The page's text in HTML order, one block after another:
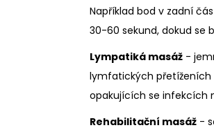
Například bod v zadní
30-60 sekund, dokud se
Lympatiká masáž -
lymfatických přetíženích
opakujících se infekcích
Rehabilitační masáž -